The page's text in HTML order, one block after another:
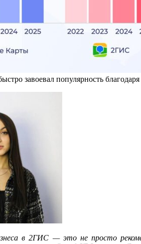
завоевал популярность
в 2ГИС — это не просто